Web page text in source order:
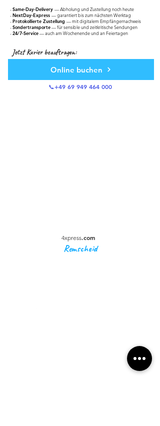
-Same-Day-Delivery — Abholung und Zustellung noch heute
-NextDay-Express — garantiert bis zum nächsten Werktag
-Protokollierte Zustellung — mit digitalem Empfängernachweis
-Sondertransporte— für sensible und zeitkritische Sendungen
-24/7-Service— auch am Wochenende und an Feiertagen
Jetzt Kurier beauftragen:
Online buchen
📞+49 69 949 464 000
4xpress.com
Remscheid